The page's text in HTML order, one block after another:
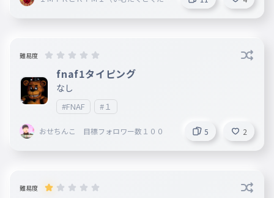
難易度
fnaf1タイピング
なし
#FNAF #１
おせちんこ 目標フォロワー数１００ 5 2
難易度